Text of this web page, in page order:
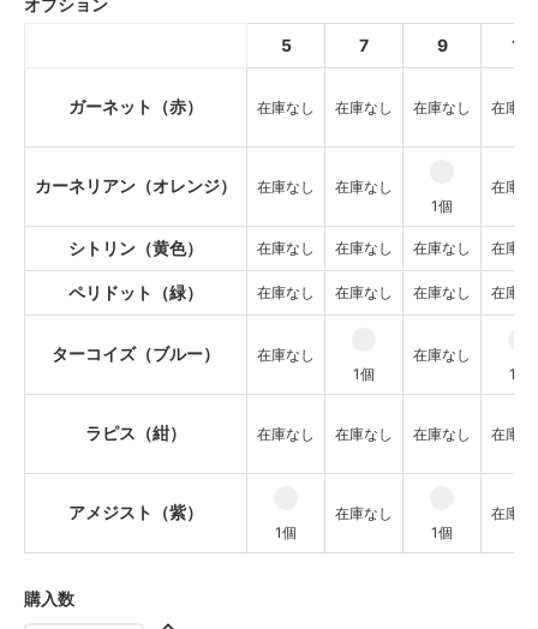
シトリン（黄色）
SOLD OUT
ターコイズ（ブルー）
ラピス（紺）
SOLD OUT
アメジスト（紫）
ガーネット（赤）
SOLD OUT
カーネリアン（オレンジ）
SOLD OUT
ペリドット（緑）
オプション
5
7 9 11
ガーネット（赤） 在庫なし 在庫なし 在庫なし 在庫な
カーネリアン（オレンジ） 在庫なし
在庫なし
1個
在庫な
シトリン（黄色） 在庫なし 在庫なし 在庫なし 在庫な
ペリドット（緑） 在庫なし 在庫なし 在庫なし 在庫な
ターコイズ（ブルー）
在庫なし
1個
在庫なし
1個
ラピス（紺） 在庫なし 在庫なし 在庫なし 在庫な
アメジスト（紫）
1個
在庫なし
1個
在庫な
購入数